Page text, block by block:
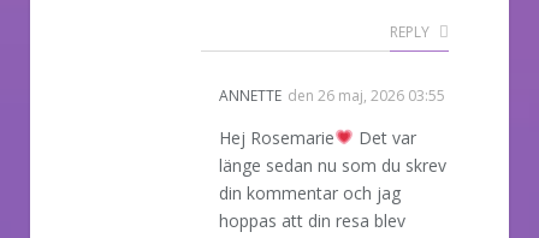
REPLY
ANNETTE den 26 maj, 2026 03:55
Hej Rosemarie
Det var
länge sedan nu som du skrev
din kommentar och jag
hoppas att din resa blev